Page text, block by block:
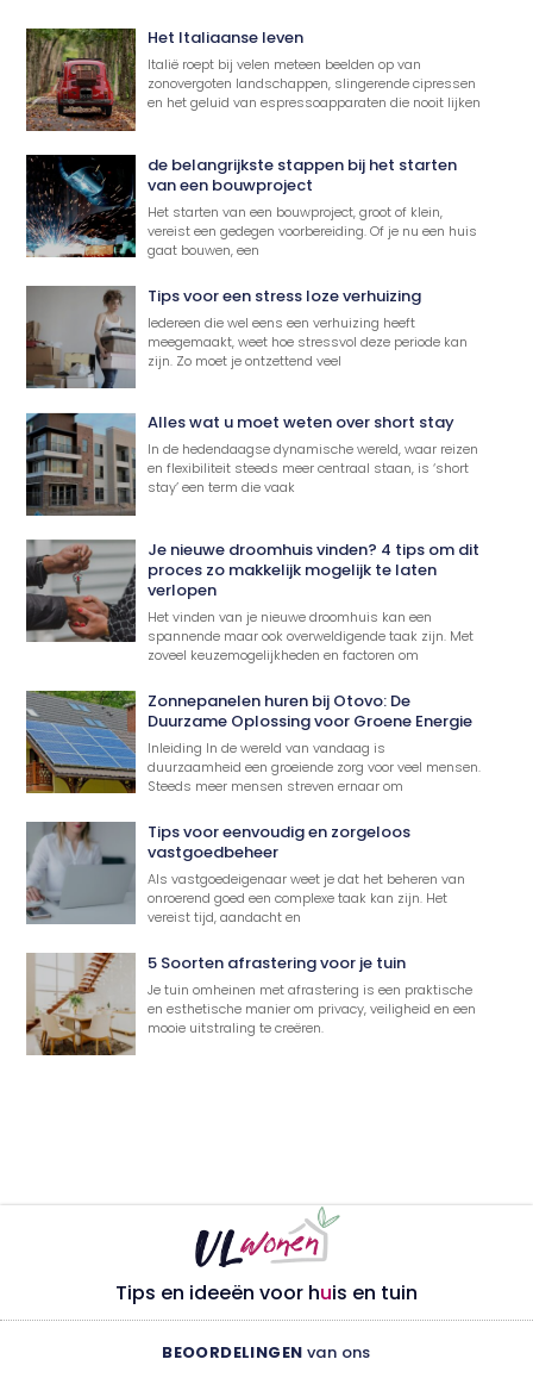
Het Italiaanse leven
Italië roept bij velen meteen beelden op van
zonovergoten landschappen, slingerende cipressen
en het geluid van espressoapparaten die nooit lijken
de belangrijkste stappen bij het starten
van een bouwproject
Het starten van een bouwproject, groot of klein,
vereist een gedegen voorbereiding. Of je nu een huis
gaat bouwen, een
Tips voor een stress loze verhuizing
Iedereen die wel eens een verhuizing heeft
meegemaakt, weet hoe stressvol deze periode kan
zijn. Zo moet je ontzettend veel
Alles wat u moet weten over short stay
In de hedendaagse dynamische wereld, waar reizen
en flexibiliteit steeds meer centraal staan, is ‘short
stay’ een term die vaak
Je nieuwe droomhuis vinden? 4 tips om dit
proces zo makkelijk mogelijk te laten
verlopen
Het vinden van je nieuwe droomhuis kan een
spannende maar ook overweldigende taak zijn. Met
zoveel keuzemogelijkheden en factoren om
Zonnepanelen huren bij Otovo: De
Duurzame Oplossing voor Groene Energie
Inleiding In de wereld van vandaag is
duurzaamheid een groeiende zorg voor veel mensen.
Steeds meer mensen streven ernaar om
Tips voor eenvoudig en zorgeloos
vastgoedbeheer
Als vastgoedeigenaar weet je dat het beheren van
onroerend goed een complexe taak kan zijn. Het
vereist tijd, aandacht en
5 Soorten afrastering voor je tuin
Je tuin omheinen met afrastering is een praktische
en esthetische manier om privacy, veiligheid en een
mooie uitstraling te creëren.
Tips en ideeën voor huis en tuin
BEOORDELINGEN van ons